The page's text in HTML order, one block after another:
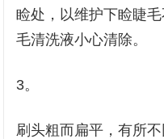
睑处，以维护下睑睫
毛清洗液小心清除。
3。
刷头粗而扁平，有所